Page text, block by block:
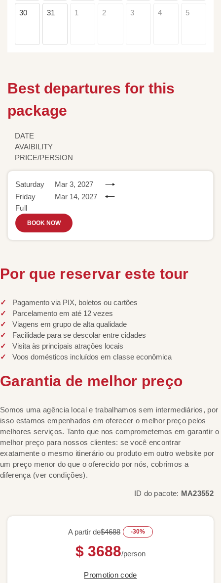
30 31 1 2 3 4 5
Best departures for this
package
DATE
AVAIBILITY
PRICE/PERSION
Saturday
Mar 3, 2027
Friday
Mar 14, 2027
Full
BOOK NOW
Por que reservar este tour
Pagamento via PIX, boletos ou cartões
Parcelamento em até 12 vezes
Viagens em grupo de alta qualidade
Facilidade para se descolar entre cidades
Visita às principais atrações locais
Voos domésticos incluídos em classe econômica
Garantia de melhor preço
Somos uma agência local e trabalhamos sem intermediários, por
isso estamos empenhados em oferecer o melhor preço pelos
melhores serviços. Tanto que nos comprometemos em garantir o
melhor preço para nossos clientes: se você encontrar
exatamente o mesmo itinerário ou produto em outro website por
um preço menor do que o oferecido por nós, cobrimos a
diferença (ver condições).
ID do pacote: MA23552
A partir de$4688 -30%
$ 3688/person
Promotion code